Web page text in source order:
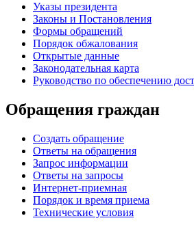
Указы президента
Законы и Постановления
Формы обращений
Порядок обжалования
Открытые данные
Законодательная карта
Руководство по обеспечению
Обращения граждан
Создать обращение
Ответы на обращения
Запрос информации
Ответы на запросы
Интернет-приемная
Порядок и время приема
Технические условия